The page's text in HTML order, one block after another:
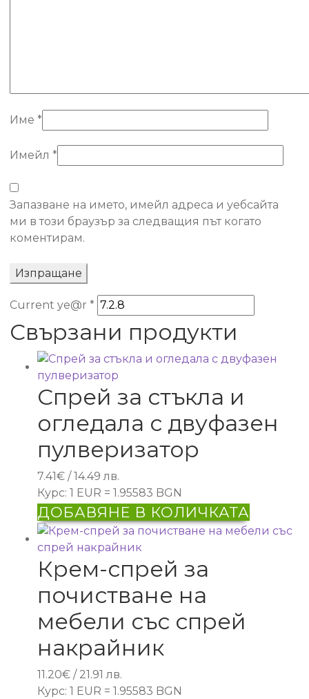
Име *
Имейл *
Запазване на името, имейл адреса и уебсайта
ми в този браузър за следващия път когато
коментирам.
Current ye@r *
Свързани продукти
Спрей за стъкла и
огледала с двуфазен
пулверизатор
7.41€ / 14.49 лв.
Курс: 1 EUR = 1.95583 BGN
ДОБАВЯНЕ В КОЛИЧКАТА
Крем-спрей за
почистване на
мебели със спрей
накрайник
11.20€ / 21.91 лв.
Курс: 1 EUR = 1.95583 BGN